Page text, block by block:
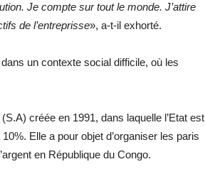
Je compte sur tout le monde. J’attire
de l’entreprisse», a-t-il exhorté.
un contexte social difficile, où les
créée en 1991, dans laquelle l’Etat est
Elle a pour objet d’organiser les paris
en République du Congo.